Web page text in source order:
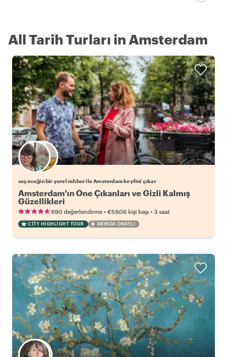
All Tarih Turları in Amsterdam
Favori yerel rehberini seç
seçeceğin bir yerel rehber ile Amsterdam keyfini çıkar
Amsterdam'ın Öne Çıkanları ve Gizli Kalmış
Güzellikleri
690 değerlendirme • €59.06 kişi başı • 3 saat
CITY HIGHLIGHT TOUR ANINDA ONAYLI